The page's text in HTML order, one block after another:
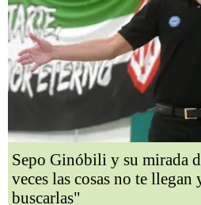
Sepo Ginóbili y su mirada
veces las cosas no te llegan
buscarlas"